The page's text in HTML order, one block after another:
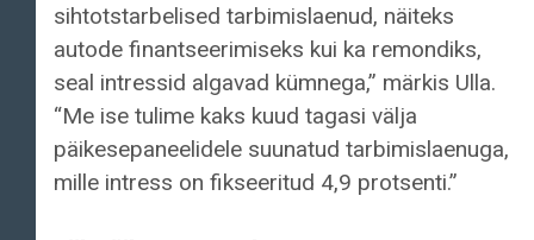
sihtotstarbelised tarbimislaenud, näiteks
autode finantseerimiseks kui ka remondiks,
seal intressid algavad kümnega,” märkis Ulla.
“Me ise tulime kaks kuud tagasi välja
päikesepaneelidele suunatud tarbimislaenuga,
mille intress on fikseeritud 4,9 protsenti.”